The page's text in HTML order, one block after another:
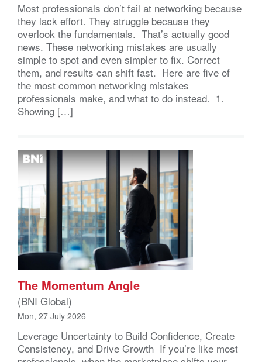
Most professionals don’t fail at networking because
they lack effort. They struggle because they
overlook the fundamentals. That’s actually good
news. These networking mistakes are usually
simple to spot and even simpler to fix. Correct
them, and results can shift fast. Here are five of
the most common networking mistakes
professionals make, and what to do instead. 1.
Showing […]
The Momentum Angle
(BNI Global)
Mon, 27 July 2026
Leverage Uncertainty to Build Confidence, Create
Consistency, and Drive Growth If you’re like most